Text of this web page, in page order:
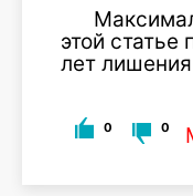
этой
лет
0 0